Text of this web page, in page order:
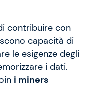
contribuire con
capacità di
le esigenze degli
i dati.
i miners